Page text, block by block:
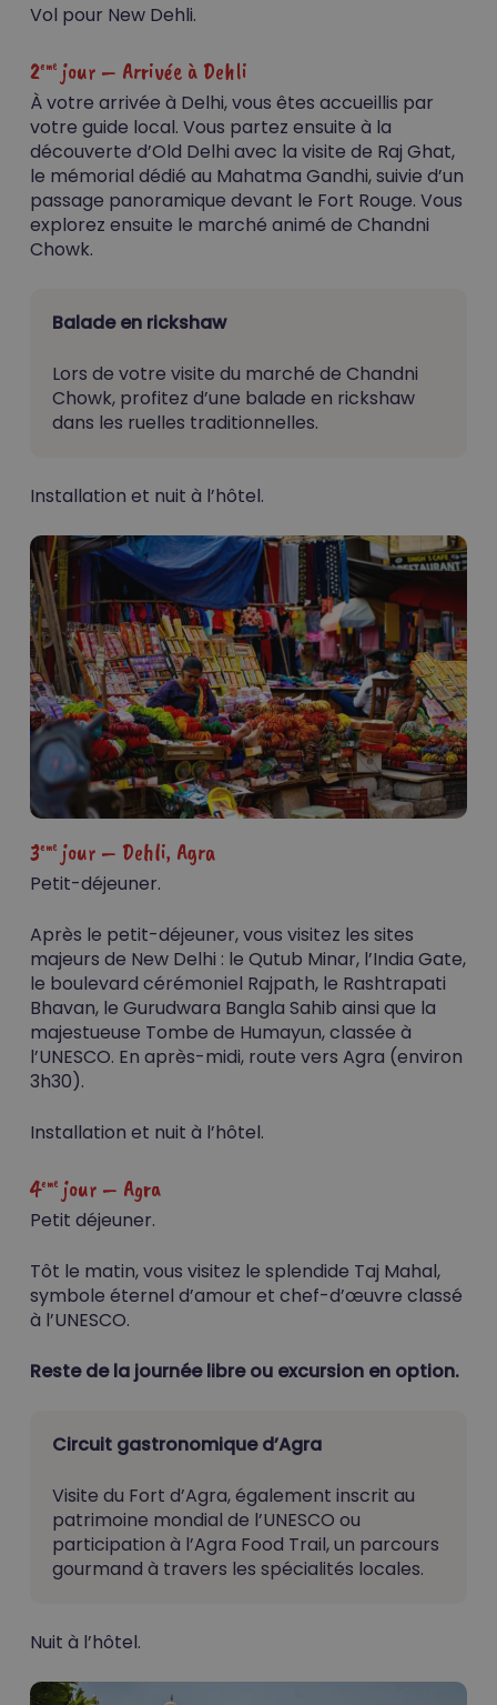
Vol pour New Dehli.
2emejour – Arrivée à Dehli
À votre arrivée à Delhi, vous êtes accueillis par
votre guide local. Vous partez ensuite à la
découverte d’Old Delhi avec la visite de Raj Ghat,
le mémorial dédié au Mahatma Gandhi, suivie d’un
passage panoramique devant le Fort Rouge. Vous
explorez ensuite le marché animé de Chandni
Chowk.
Balade en rickshaw
Lors de votre visite du marché de Chandni
Chowk, profitez d’une balade en rickshaw
dans les ruelles traditionnelles.
Installation et nuit à l’hôtel.
3emejour – Dehli, Agra
Petit-déjeuner.
Après le petit-déjeuner, vous visitez les sites
majeurs de New Delhi : le Qutub Minar, l’India Gate,
le boulevard cérémoniel Rajpath, le Rashtrapati
Bhavan, le Gurudwara Bangla Sahib ainsi que la
majestueuse Tombe de Humayun, classée à
l’UNESCO. En après-midi, route vers Agra (environ
3h30).
Installation et nuit à l’hôtel.
4emejour – Agra
Petit déjeuner.
Tôt le matin, vous visitez le splendide Taj Mahal,
symbole éternel d’amour et chef-d’œuvre classé
à l’UNESCO.
Reste de la journée libre ou excursion en option.
Circuit gastronomique d’Agra
Visite du Fort d’Agra, également inscrit au
patrimoine mondial de l’UNESCO ou
participation à l’Agra Food Trail, un parcours
gourmand à travers les spécialités locales.
Nuit à l’hôtel.